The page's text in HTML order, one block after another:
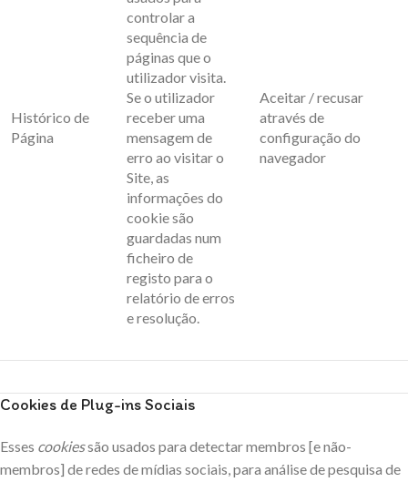
Histórico de
Página
controlar a
sequência de
páginas que o
utilizador visita.
Se o utilizador
receber uma
mensagem de
erro ao visitar o
Site, as
informações do
cookie são
guardadas num
ficheiro de
registo para o
relatório de erros
e resolução.
Aceitar / recusar
através de
configuração do
navegador
Cookies de Plug-ins Sociais
Esses cookiessão usados para detectar membros [e não-
membros] de redes de mídias sociais, para análise de pesquisa de